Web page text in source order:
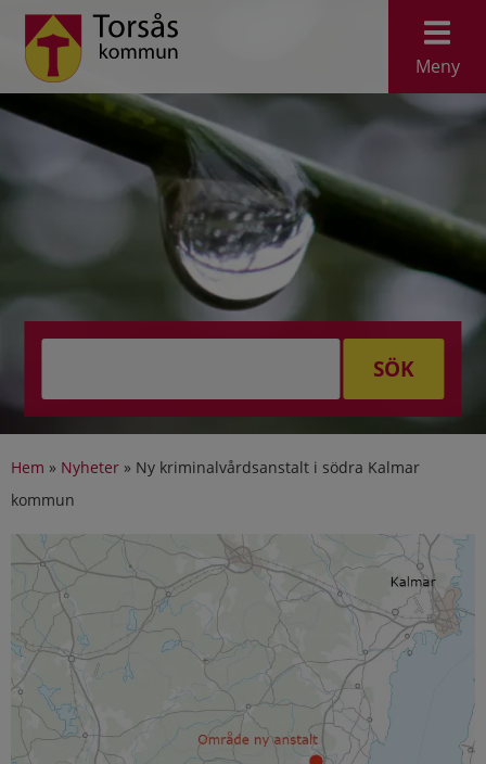
Meny
SÖK
Hem » Nyheter » Ny kriminalvårdsanstalt i södra Kalmar
kommun